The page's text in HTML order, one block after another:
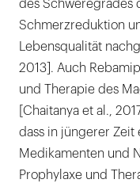
des Schweregrades
Schmerzreduktion
Lebensqualität
2013]. Auch
und Therapie des
[Chaitanya et al.,
dass in jüngerer Zeit
Medikamenten und
Prophylaxe und